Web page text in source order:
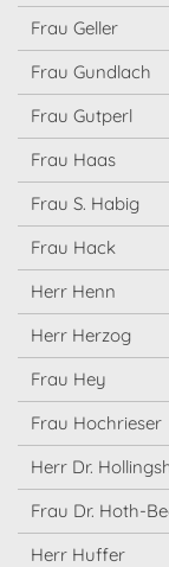
Frau Geller
Frau Gundlach
Frau Gutperl
Frau Haas
Frau S. Habig
Frau Hack
Herr Henn
Herr Herzog
Frau Hey
Frau Hochrieser
Herr Dr.
Frau Dr. Hoth-
Herr Huffer